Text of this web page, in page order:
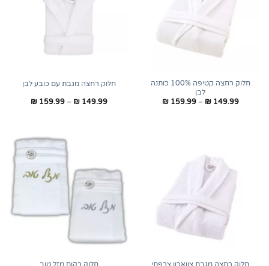
חלוק רחצה קטיפה 100% כותנה
לבן
₪149.99
–
₪159.99
חלוק רחצה מגבת עם כובע לבן
₪149.99
–
₪159.99